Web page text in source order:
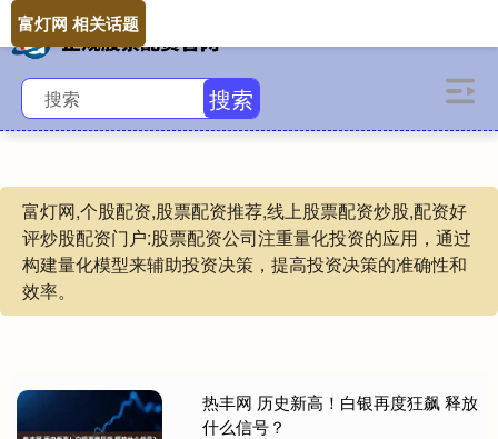
搜索
富灯网,个股配资,股票配资推荐,线上股票配资炒股,配资好
评炒股配资门户:股票配资公司注重量化投资的应用，通过
构建量化模型来辅助投资决策，提高投资决策的准确性和
效率。
富灯网 相关话题
热丰网 历史新高！白银再度狂飙 释放
什么信号？